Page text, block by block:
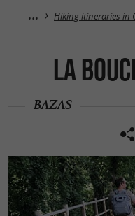
Hiking itineraries in
La
BAZAS